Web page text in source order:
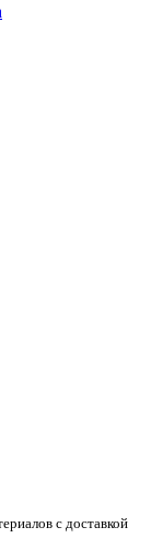
с доставкой